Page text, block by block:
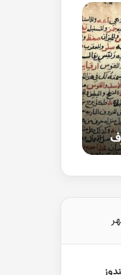
كلمات
بها
همزة
متطرفة
على
الواو